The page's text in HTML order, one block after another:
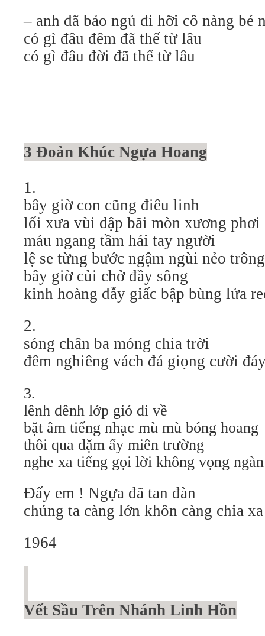
– anh đã bảo ngủ đi hỡi cô nàng bé
có gì đâu đêm đã thế từ lâu
có gì đâu đời đã thế từ lâu
3 Đoản Khúc Ngựa Hoang
1.
bây giờ con cũng điêu linh
lối xưa vùi dập bãi mòn xương phơi
máu ngang tầm hái tay người
lệ se từng bước ngậm ngùi nẻo trông
bây giờ củi chở đầy sông
kinh hoàng đẫy giấc bập bùng lửa
2.
sóng chân ba móng chia trời
đêm nghiêng vách đá giọng cười
3.
lênh đênh lớp gió đi về
bặt âm tiếng nhạc mù mù bóng hoang
thôi qua dặm ấy miên trường
nghe xa tiếng gọi lời không vọng ngàn
Đấy em ! Ngựa đã tan đàn
chúng ta càng lớn khôn càng chia xa
1964
Vết Sầu Trên Nhánh Linh Hồn